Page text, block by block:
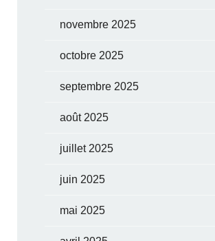
novembre 2025
octobre 2025
septembre 2025
août 2025
juillet 2025
juin 2025
mai 2025